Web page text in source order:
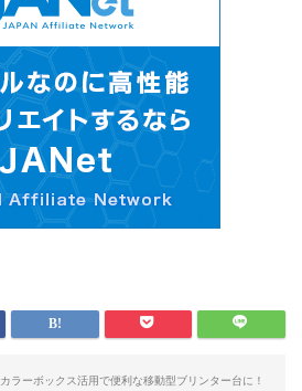
カラーボックス活用で便利な移動型ブリンター台に！